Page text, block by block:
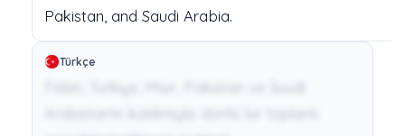
Pakistan, and Saudi Arabia.
Türkçe